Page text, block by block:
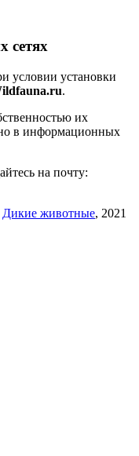
сетях
условии установки
.
их
в информационных
на почту:
Дикие животные, 2021